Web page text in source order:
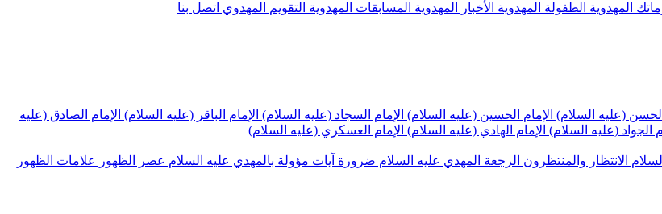
المهدوية الطفولة المهدوية الأخبار المهدوية المسابقات المهدوية التقويم المهدوي اتصل بنا
الحسن (عليه السلام) الإمام الحسين (عليه السلام) الإمام السجاد (عليه السلام) الإمام الباقر (عليه السلام) الإمام الصادق (عليه
الجواد (عليه السلام) الإمام الهادي (عليه السلام) الإمام العسكري (عليه السلام)
الانتظار والمنتظرون الرجعة المهدي عليه السلام ضرورة آيات مؤولة بالمهدي عليه السلام عصر الظهور
علامات الظهور